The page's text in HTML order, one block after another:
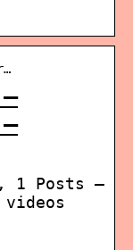
1 Posts –
videos